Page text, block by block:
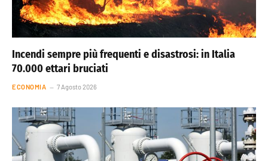
Incendi sempre più frequenti e disastrosi: in Italia
70.000 ettari bruciati
ECONOMIA 7 Agosto 2026